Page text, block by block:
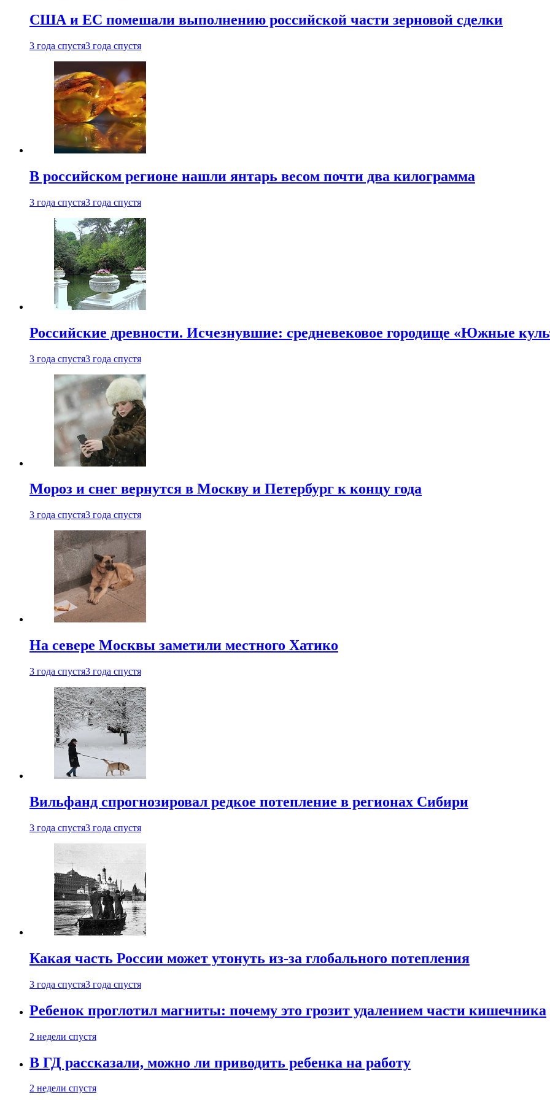
США и ЕС помешали выполнению российской части зерновой сделки
3 года спустя3 года спустя
В российском регионе нашли янтарь весом почти два килограмма
3 года спустя3 года спустя
Российские древности. Исчезнувшие: средневековое городище «Южные
3 года спустя3 года спустя
Мороз и снег вернутся в Москву и Петербург к концу года
3 года спустя3 года спустя
На севере Москвы заметили местного Хатико
3 года спустя3 года спустя
Вильфанд спрогнозировал редкое потепление в регионах Сибири
3 года спустя3 года спустя
Какая часть России может утонуть из-за глобального потепления
3 года спустя3 года спустя
Ребенок проглотил магниты: почему это грозит удалением части кишечника
2 недели спустя
В ГД рассказали, можно ли приводить ребенка на работу
2 недели спустя